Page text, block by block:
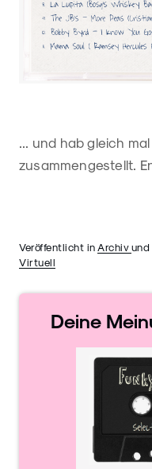
... und hab gleich mal
zusammengestellt.
Veröffentlicht in Archiv
Virtuell
Deine